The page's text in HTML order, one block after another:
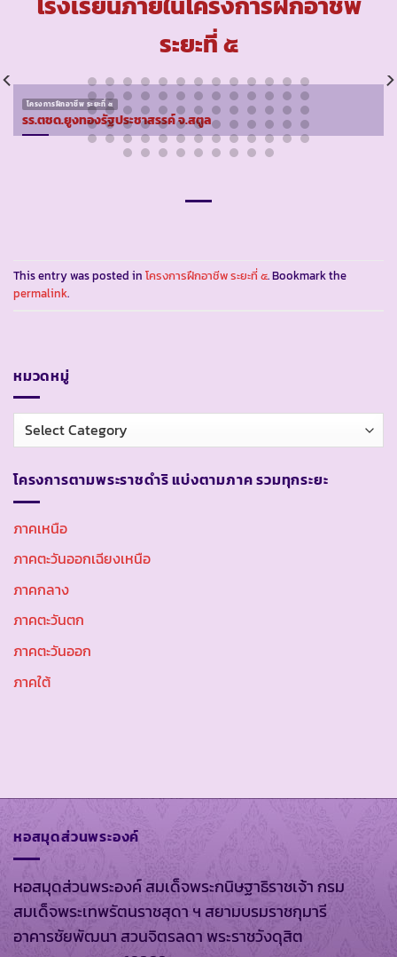
ระยะที่ ๕
โครงการฝึกอาชีพ ระยะที่ ๕
รร.ตชด.ยูงทองรัฐประชาสรรค์ จ.สตูล
This entry was posted in โครงการฝึกอาชีพ ระยะที่ ๕. Bookmark the
permalink.
หมวดหมู่
หมวด
หมู่
โครงการตามพระราชดำริ แบ่งตามภาค รวมทุกระยะ
ภาคเหนือ
ภาคตะวันออกเฉียงเหนือ
ภาคกลาง
ภาคตะวันตก
ภาคตะวันออก
ภาคใต้
หอสมุดส่วนพระองค์
หอสมุดส่วนพระองค์ สมเด็จพระกนิษฐาธิราชเจ้า กรม
สมเด็จพระเทพรัตนราชสุดา ฯ สยามบรมราชกุมารี
อาคารชัยพัฒนา สวนจิตรลดา พระราชวังดุสิต